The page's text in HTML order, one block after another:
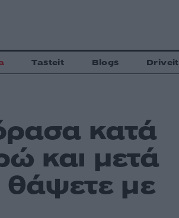
Tasteit Blogs Driveit
κατά
και μετά
θάψετε με